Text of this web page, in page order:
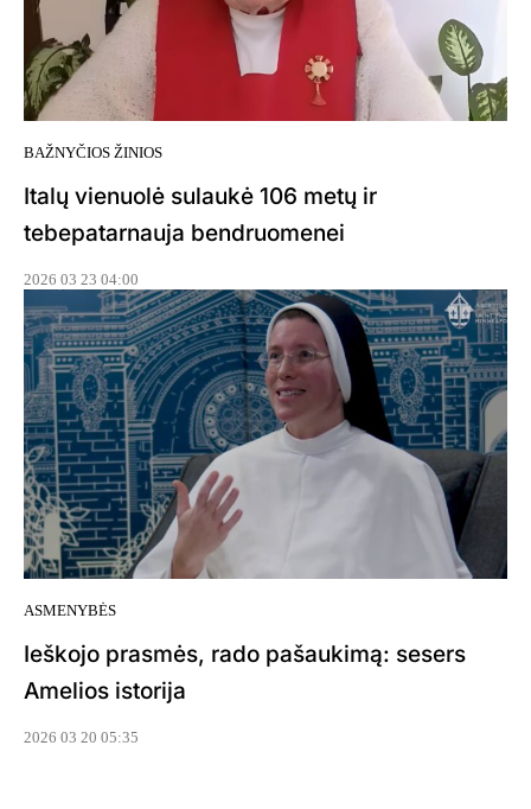
BAŽNYČIOS ŽINIOS
Italų vienuolė sulaukė 106 metų ir
tebepatarnauja bendruomenei
2026 03 23 04:00
ASMENYBĖS
Ieškojo prasmės, rado pašaukimą: sesers
Amelios istorija
2026 03 20 05:35